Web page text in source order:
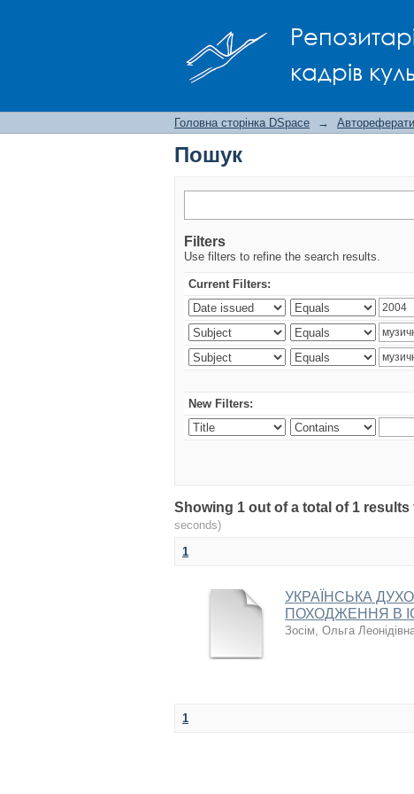
кадрів
Головна сторінка DSpace → Автореферати
Пошук
Filters
Use filters to refine the search results.
Current Filters:
New Filters:
Showing 1 out of a total of 1
seconds)
1
УКРАЇНСЬКА
ПОХОДЖЕННЯ В
Зосім, Ольга
1